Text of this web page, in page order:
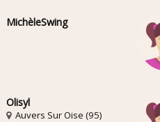
MichèleSwing
Olisyl
Auvers Sur Oise (95)